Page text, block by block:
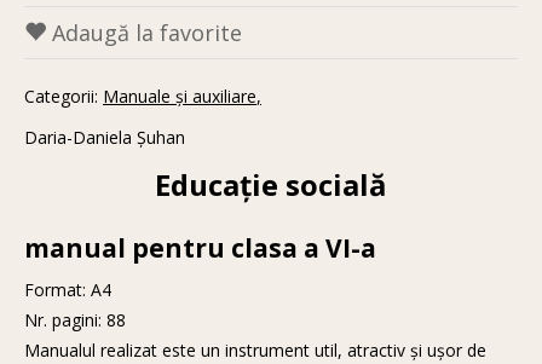
Adaugă la favorite
Categorii: Manuale și auxiliare
Daria-Daniela Șuhan
Educație socială
manual pentru clasa a VI-a
Format: A4
Nr. pagini: 88
Manualul realizat este un instrument util, atractiv și ușor de